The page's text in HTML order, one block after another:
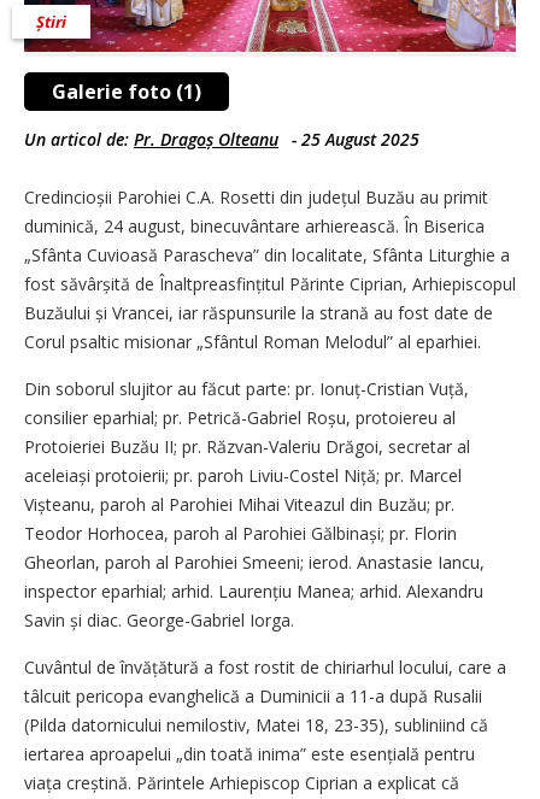
Galerie foto (1)
Știri
Un articol de: Pr. Dragoș Olteanu - 25 August 2025
Credincioșii Parohiei C.A. Rosetti din județul Buzău au primit
duminică, 24 august, binecuvântare arhierească. În Biserica
„Sfânta Cuvioasă Parascheva” din localitate, Sfânta Liturghie a
fost săvârșită de Înaltpreasfințitul Părinte Ciprian, Arhiepiscopul
Buzăului și Vrancei, iar răspunsurile la strană au fost date de
Corul psaltic misionar „Sfântul Roman Melodul” al eparhiei.
Din soborul slujitor au făcut parte: pr. Ionuț-Cristian Vuță,
consilier eparhial; pr. Petrică-Gabriel Roșu, protoiereu al
Protoieriei Buzău II; pr. Răzvan-Valeriu Drăgoi, secretar al
aceleiași protoierii; pr. paroh Liviu-Costel Niță; pr. Marcel
Vișteanu, paroh al Parohiei Mihai Viteazul din Buzău; pr.
Teodor Horhocea, paroh al Parohiei Gălbinași; pr. Florin
Gheorlan, paroh al Parohiei Smeeni; ierod. Anastasie Iancu,
inspector eparhial; arhid. Laurențiu Manea; ­arhid. Alexandru
Savin și diac. ­George-Gabriel Iorga.
Cuvântul de învățătură a fost rostit de chiriarhul locului, care a
tâlcuit pericopa evanghelică a Duminicii a 11-a după Rusalii
(Pilda datornicului nemilostiv, Matei 18, 23-35), subliniind că
iertarea aproapelui „din toată inima” este esențială pentru
viața creștină. Părintele Arhiepiscop Ciprian a explicat că